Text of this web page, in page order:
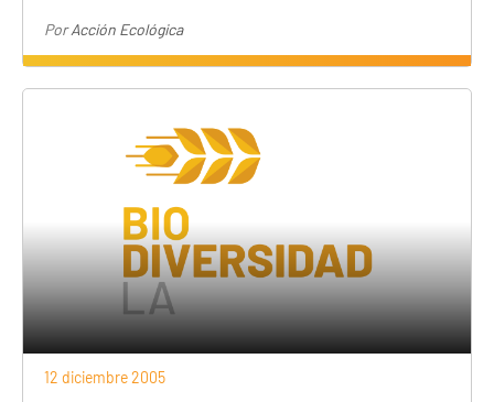
PorAcción Ecológica
12 diciembre 2005